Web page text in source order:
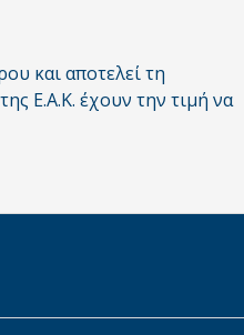
και αποτελεί τη
Ε.Α.Κ. έχουν την τιμή να